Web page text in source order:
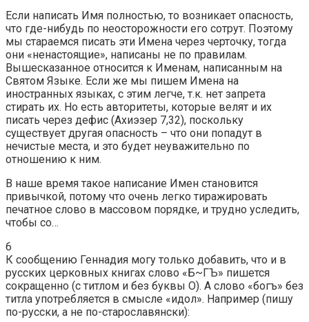
Если написать Имя полностью, то возникает опасность,
что где-нибудь по неосторожности его сотрут. Поэтому
мы стараемся писать эти Имена через черточку, тогда
они «ненастоящие», написаны не по правилам.
Вышесказанное относится к Именам, написанным на
Святом Языке. Если же мы пишем Имена на
иностранных языках, с этим легче, т.к. нет запрета
стирать их. Но есть авторитеты, которые велят и их
писать через дефис (Ахиэзер 7,32), поскольку
существует другая опасность – что они попадут в
нечистые места, и это будет неуважительно по
отношению к ним.
В наше время такое написание Имен становится
привычкой, потому что очень легко тиражировать
печатное слово в массовом порядке, и трудно уследить,
чтобы со…
6
К сообщению Геннадия могу только добавить, что и в
русских церковных книгах слово «Б~ГЪ» пишется
сокращенно (с титлом и без буквы О). А слово «богъ» без
титла употребляется в смысле «идол». Например (пишу
по-русски, а не по-старославянски):